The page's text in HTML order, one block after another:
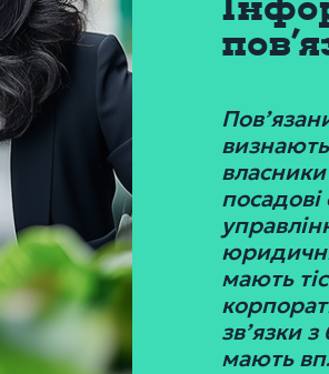
власники
посадові
мають
зв’язки
мають